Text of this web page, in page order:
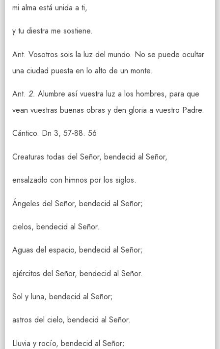
mi alma está unida a ti,
y tu diestra me sostiene.
Ant. Vosotros sois la luz del mundo. No se puede ocultar
una ciudad puesta en lo alto de un monte.
Ant. 2. Alumbre así vuestra luz a los hombres, para que
vean vuestras buenas obras y den gloria a vuestro Padre.
Cántico. Dn 3, 57-88. 56
Creaturas todas del Señor, bendecid al Señor,
ensalzadlo con himnos por los siglos.
Ángeles del Señor, bendecid al Señor;
cielos, bendecid al Señor.
Aguas del espacio, bendecid al Señor;
ejércitos del Señor, bendecid al Señor.
Sol y luna, bendecid al Señor;
astros del cielo, bendecid al Señor.
Lluvia y rocío, bendecid al Señor;